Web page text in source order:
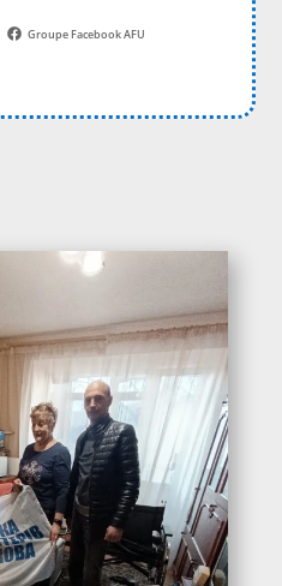
Groupe Facebook AFU